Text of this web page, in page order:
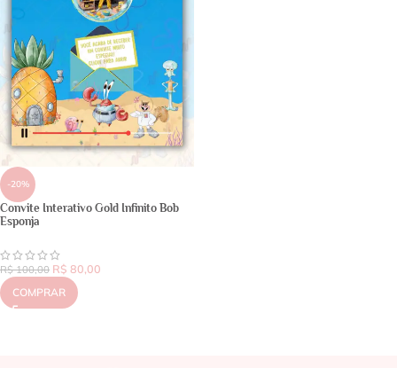
-20%
Convite Interativo Gold Infinito Bob
Esponja
R$100,00 R$ 80,00
COMPRAR